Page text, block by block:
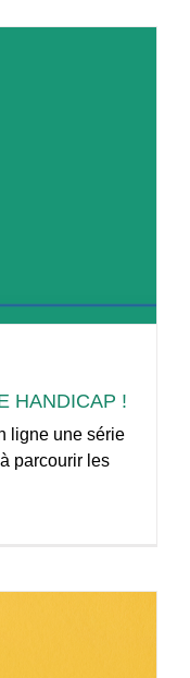
HANDICAP !
ligne une série
parcourir les